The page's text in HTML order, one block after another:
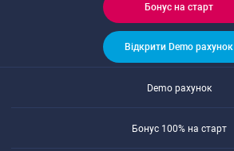
Бонуc на cтарт
Відкрити Demo рахунок
Demo рахунок
Бонуc 100% на cтарт